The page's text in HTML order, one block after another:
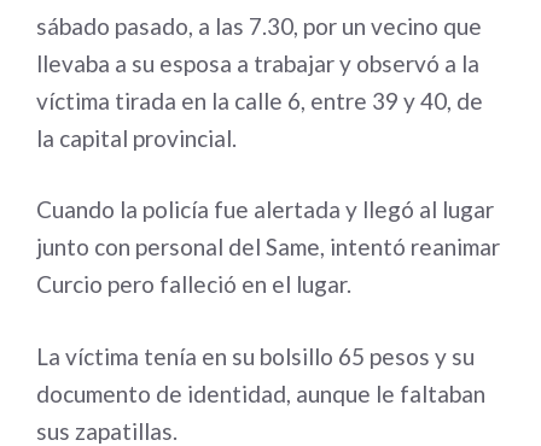
sábado pasado, a las 7.30, por un vecino que
llevaba a su esposa a trabajar y observó a la
víctima tirada en la calle 6, entre 39 y 40, de
la capital provincial.
Cuando la policía fue alertada y llegó al lugar
junto con personal del Same, intentó reanimar
Curcio pero falleció en el lugar.
La víctima tenía en su bolsillo 65 pesos y su
documento de identidad, aunque le faltaban
sus zapatillas.